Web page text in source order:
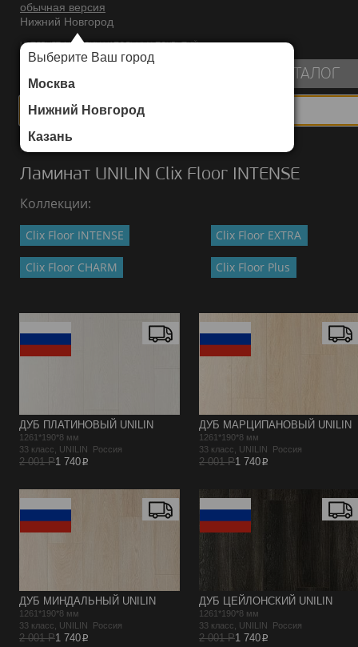
обычная версия
Нижний Новгород
Выберите Ваш город
Москва
Нижний Новгород
Казань
ИНТЕРНЕТ-МАГАЗИН НАПОЛЬНЫХ ПОКРЫТИЙ
КАТАЛОГ
Каталог
Ламинат UNILIN Clix Floor INTENSE
Коллекции:
Clix Floor INTENSE Clix Floor EXTRA
Clix Floor CHARM Clix Floor Plus
ДУБ ПЛАТИНОВЫЙ UNILIN
1261*190*8 мм
33 класс, UNILIN Россия
2 001 Р1 740p
ДУБ МАРЦИПАНОВЫЙ UNILIN
1261*190*8 мм
33 класс, UNILIN Россия
2 001 Р1 740p
ДУБ МИНДАЛЬНЫЙ UNILIN
1261*190*8 мм
33 класс, UNILIN Россия
2 001 Р1 740p
ДУБ ЦЕЙЛОНСКИЙ UNILIN
1261*190*8 мм
33 класс, UNILIN Россия
2 001 Р1 740p